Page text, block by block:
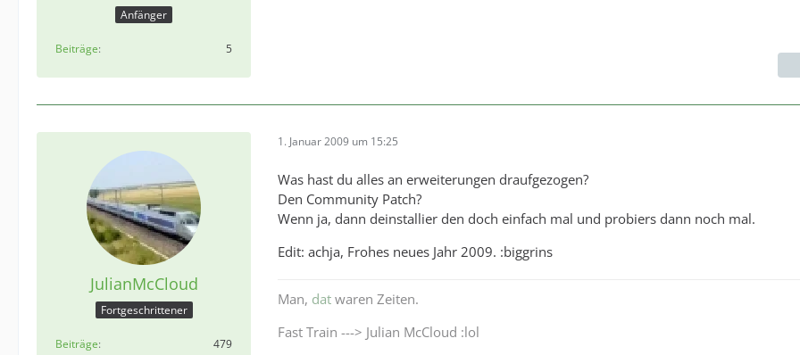
Anfänger
Beiträge 5
JulianMcCloud
Fortgeschrittener
Beiträge
479
1. Januar 2009 um 15:25
Was hast du alles an erweiterungen draufgezogen?
Den Community Patch?
Wenn ja, dann deinstallier den doch einfach mal und probiers dann noch mal.
Edit: achja, Frohes neues Jahr 2009. :biggrins
Man, dat waren Zeiten.
Fast Train ---> Julian McCloud :lol